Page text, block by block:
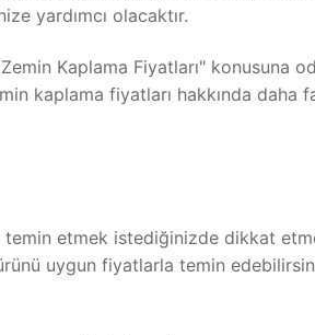
yardımcı olacaktır.
Kaplama Fiyatları" konusuna
kaplama fiyatları hakkında daha
temin etmek istediğinizde dikkat
uygun fiyatlarla temin